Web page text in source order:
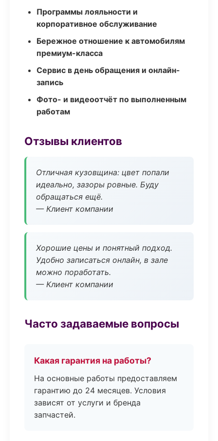
Программы лояльности и
корпоративное обслуживание
Бережное отношение к автомобилям
премиум-класса
Сервис в день обращения и онлайн-
запись
Фото- и видеоотчёт по выполненным
работам
Отзывы клиентов
Отличная кузовщина: цвет попали
идеально, зазоры ровные. Буду
обращаться ещё.
— Клиент компании
Хорошие цены и понятный подход.
Удобно записаться онлайн, в зале
можно поработать.
— Клиент компании
Часто задаваемые вопросы
Какая гарантия на работы?
На основные работы предоставляем
гарантию до 24 месяцев. Условия
зависят от услуги и бренда
запчастей.